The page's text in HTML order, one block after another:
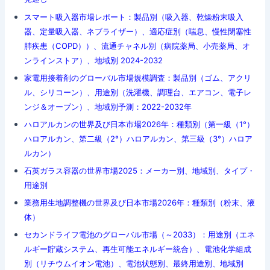
スマート吸入器市場レポート：製品別（吸入器、乾燥粉末吸入
器、定量吸入器、ネブライザー）、適応症別（喘息、慢性閉塞性
肺疾患（COPD））、流通チャネル別（病院薬局、小売薬局、オ
ンラインストア）、地域別 2024-2032
家電用接着剤のグローバル市場規模調査：製品別（ゴム、アクリ
ル、シリコーン）、用途別（洗濯機、調理台、エアコン、電子レ
ンジ＆オーブン）、地域別予測：2022-2032年
ハロアルカンの世界及び日本市場2026年：種類別（第一級（1°）
ハロアルカン、第二級（2°）ハロアルカン、第三級（3°）ハロア
ルカン）
石英ガラス容器の世界市場2025：メーカー別、地域別、タイプ・
用途別
業務用生地調整機の世界及び日本市場2026年：種類別（粉末、液
体）
セカンドライフ電池のグローバル市場（～2033）：用途別（エネ
ルギー貯蔵システム、再生可能エネルギー統合）、電池化学組成
別（リチウムイオン電池）、電池状態別、最終用途別、地域別